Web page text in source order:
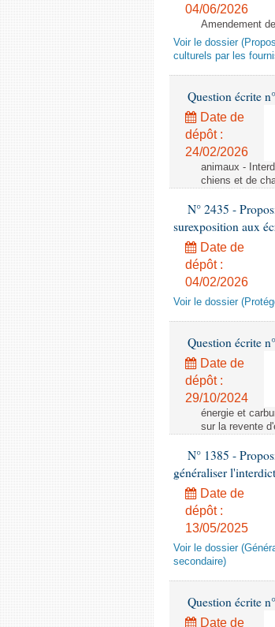
04/06/2026
Amendement
Voir le dossier
culturels par les
Question écrite
Date de
dépôt :
24/02/2026
animaux -
chiens et de
N° 2435 -
surexposition aux
Date de
dépôt :
04/02/2026
Voir le dossier
Question écrite
Date de
dépôt :
29/10/2024
énergie et
sur la revente
N° 1385 -
généraliser
Date de
dépôt :
13/05/2025
Voir le dossier
secondaire)
Question écrite
Date de